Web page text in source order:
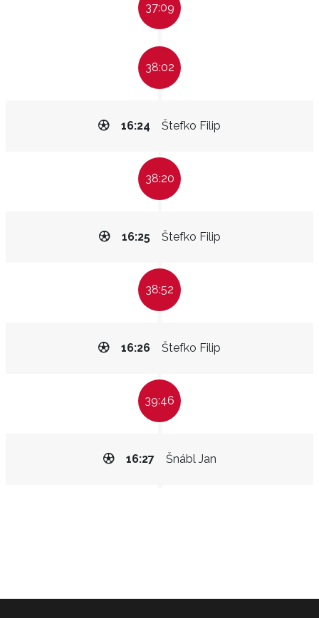
37:09
38:02
Štefko Filip
16:24
38:20
Štefko Filip
16:25
38:52
Štefko Filip
16:26
39:46
Šnábl Jan
16:27